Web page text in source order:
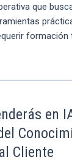
que
formación
en
Cliente